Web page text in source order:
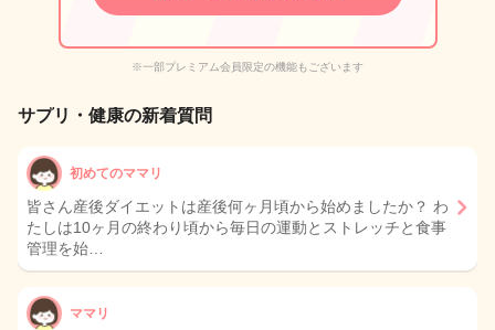
※一部プレミアム会員限定の機能もございます
サプリ・健康の新着質問
初めてのママリ
皆さん産後ダイエットは産後何ヶ月頃から始めましたか？ わ
たしは10ヶ月の終わり頃から毎日の運動とストレッチと食事
管理を始…
ママリ